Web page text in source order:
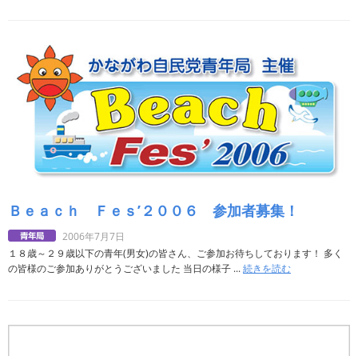
Ｂｅａｃｈ Ｆｅｓ’２００６ 参加者募集！
2006年7月7日
１８歳～２９歳以下の青年(男女)の皆さん、ご参加お待ちしております！ 多く
の皆様のご参加ありがとうございました 当日の様子 ...続きを読む